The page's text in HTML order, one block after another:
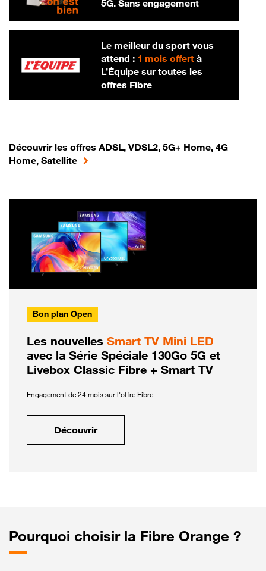
5G. Sans engagement
Le meilleur du sport vous
attend : 1 mois offertà
L’Équipe sur toutes les
offres Fibre
Découvrir les offres ADSL, VDSL2, 5G+ Home, 4G
Home, Satellite
Bon plan Open
Les nouvelles Smart TV Mini LED
avec la Série Spéciale 130Go 5G et
Livebox Classic Fibre + Smart TV
Engagement de 24 mois sur l'offre Fibre
Découvrir
Pourquoi choisir la Fibre Orange ?